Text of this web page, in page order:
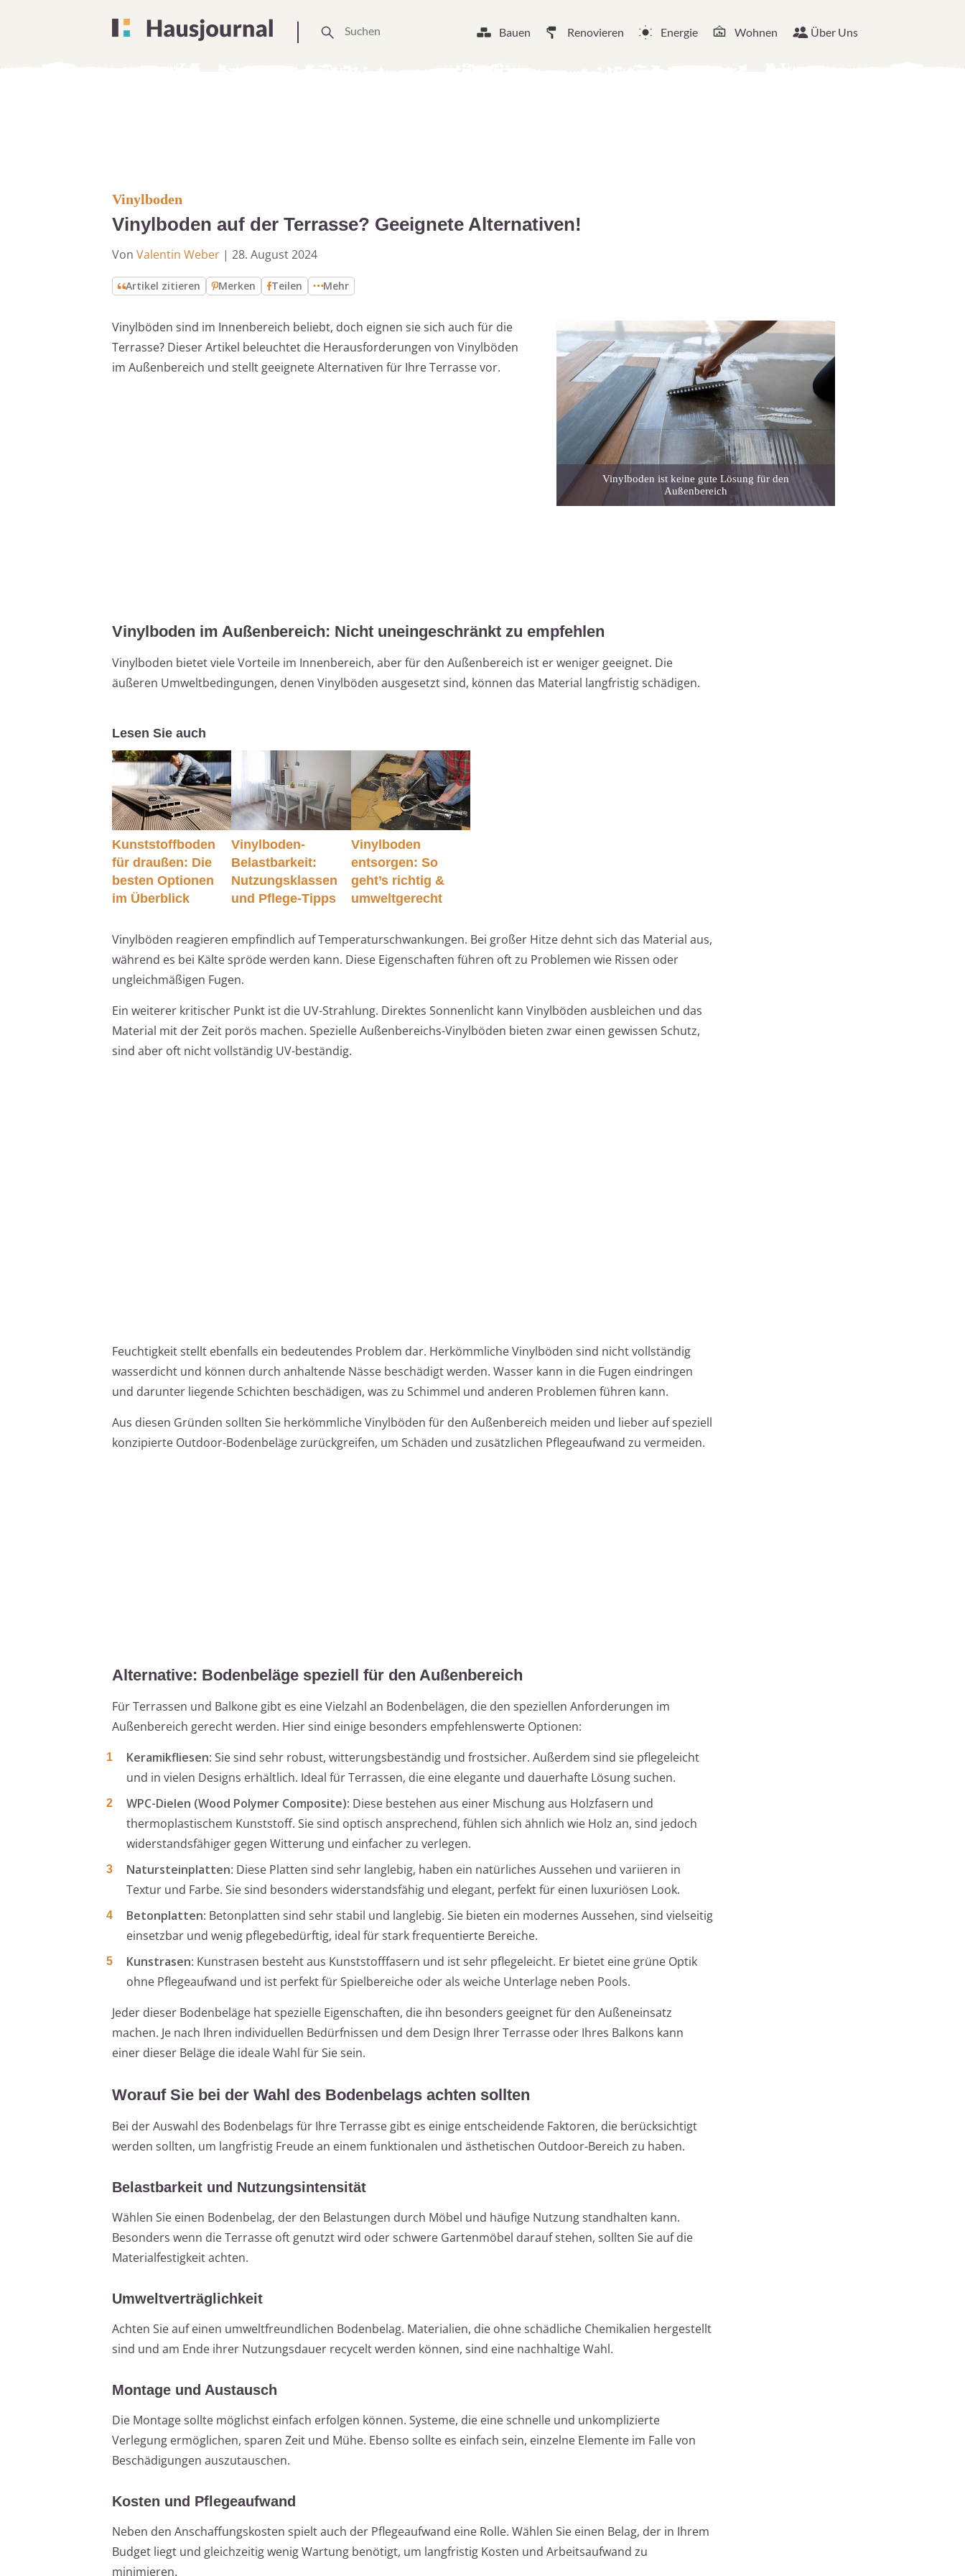
Bauen Renovieren Energie Wohnen Über Uns
Vinylboden
Vinylboden auf der Terrasse? Geeignete Alternativen!
Von Valentin Weber | 28. August 2024
Artikel zitieren Merken Teilen Mehr
Vinylböden sind im Innenbereich beliebt, doch eignen sie sich auch für die
Terrasse? Dieser Artikel beleuchtet die Herausforderungen von Vinylböden
im Außenbereich und stellt geeignete Alternativen für Ihre Terrasse vor.
Vinylboden ist keine gute Lösung für den
Außenbereich
Vinylboden im Außenbereich: Nicht uneingeschränkt zu empfehlen
Vinylboden bietet viele Vorteile im Innenbereich, aber für den Außenbereich ist er weniger geeignet. Die
äußeren Umweltbedingungen, denen Vinylböden ausgesetzt sind, können das Material langfristig schädigen.
Lesen Sie auch
Kunststoffboden
für draußen: Die
besten Optionen
im Überblick
Vinylboden-
Belastbarkeit:
Nutzungsklassen
und Pflege-Tipps
Vinylboden
entsorgen: So
geht’s richtig &
umweltgerecht
Vinylböden reagieren empfindlich auf Temperaturschwankungen. Bei großer Hitze dehnt sich das Material aus,
während es bei Kälte spröde werden kann. Diese Eigenschaften führen oft zu Problemen wie Rissen oder
ungleichmäßigen Fugen.
Ein weiterer kritischer Punkt ist die UV-Strahlung. Direktes Sonnenlicht kann Vinylböden ausbleichen und das
Material mit der Zeit porös machen. Spezielle Außenbereichs-Vinylböden bieten zwar einen gewissen Schutz,
sind aber oft nicht vollständig UV-beständig.
Feuchtigkeit stellt ebenfalls ein bedeutendes Problem dar. Herkömmliche Vinylböden sind nicht vollständig
wasserdicht und können durch anhaltende Nässe beschädigt werden. Wasser kann in die Fugen eindringen
und darunter liegende Schichten beschädigen, was zu Schimmel und anderen Problemen führen kann.
Aus diesen Gründen sollten Sie herkömmliche Vinylböden für den Außenbereich meiden und lieber auf speziell
konzipierte Outdoor-Bodenbeläge zurückgreifen, um Schäden und zusätzlichen Pflegeaufwand zu vermeiden.
Alternative: Bodenbeläge speziell für den Außenbereich
Für Terrassen und Balkone gibt es eine Vielzahl an Bodenbelägen, die den speziellen Anforderungen im
Außenbereich gerecht werden. Hier sind einige besonders empfehlenswerte Optionen:
Keramikfliesen: Sie sind sehr robust, witterungsbeständig und frostsicher. Außerdem sind sie pflegeleicht
und in vielen Designs erhältlich. Ideal für Terrassen, die eine elegante und dauerhafte Lösung suchen.
WPC-Dielen (Wood Polymer Composite): Diese bestehen aus einer Mischung aus Holzfasern und
thermoplastischem Kunststoff. Sie sind optisch ansprechend, fühlen sich ähnlich wie Holz an, sind jedoch
widerstandsfähiger gegen Witterung und einfacher zu verlegen.
Natursteinplatten: Diese Platten sind sehr langlebig, haben ein natürliches Aussehen und variieren in
Textur und Farbe. Sie sind besonders widerstandsfähig und elegant, perfekt für einen luxuriösen Look.
Betonplatten: Betonplatten sind sehr stabil und langlebig. Sie bieten ein modernes Aussehen, sind vielseitig
einsetzbar und wenig pflegebedürftig, ideal für stark frequentierte Bereiche.
Kunstrasen: Kunstrasen besteht aus Kunststofffasern und ist sehr pflegeleicht. Er bietet eine grüne Optik
ohne Pflegeaufwand und ist perfekt für Spielbereiche oder als weiche Unterlage neben Pools.
Jeder dieser Bodenbeläge hat spezielle Eigenschaften, die ihn besonders geeignet für den Außeneinsatz
machen. Je nach Ihren individuellen Bedürfnissen und dem Design Ihrer Terrasse oder Ihres Balkons kann
einer dieser Beläge die ideale Wahl für Sie sein.
Worauf Sie bei der Wahl des Bodenbelags achten sollten
Bei der Auswahl des Bodenbelags für Ihre Terrasse gibt es einige entscheidende Faktoren, die berücksichtigt
werden sollten, um langfristig Freude an einem funktionalen und ästhetischen Outdoor-Bereich zu haben.
Belastbarkeit und Nutzungsintensität
Wählen Sie einen Bodenbelag, der den Belastungen durch Möbel und häufige Nutzung standhalten kann.
Besonders wenn die Terrasse oft genutzt wird oder schwere Gartenmöbel darauf stehen, sollten Sie auf die
Materialfestigkeit achten.
Umweltverträglichkeit
Achten Sie auf einen umweltfreundlichen Bodenbelag. Materialien, die ohne schädliche Chemikalien hergestellt
sind und am Ende ihrer Nutzungsdauer recycelt werden können, sind eine nachhaltige Wahl.
Montage und Austausch
Die Montage sollte möglichst einfach erfolgen können. Systeme, die eine schnelle und unkomplizierte
Verlegung ermöglichen, sparen Zeit und Mühe. Ebenso sollte es einfach sein, einzelne Elemente im Falle von
Beschädigungen auszutauschen.
Kosten und Pflegeaufwand
Neben den Anschaffungskosten spielt auch der Pflegeaufwand eine Rolle. Wählen Sie einen Belag, der in Ihrem
Budget liegt und gleichzeitig wenig Wartung benötigt, um langfristig Kosten und Arbeitsaufwand zu
minimieren.